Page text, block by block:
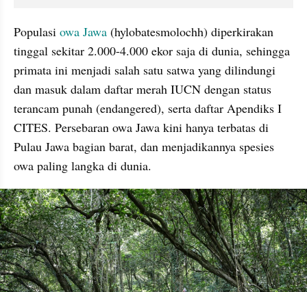
Populasi owa Jawa (hylobatesmolochh) diperkirakan
tinggal sekitar 2.000-4.000 ekor saja di dunia, sehingga
primata ini menjadi salah satu satwa yang dilindungi
dan masuk dalam daftar merah IUCN dengan status
terancam punah (endangered), serta daftar Apendiks I
CITES. Persebaran owa Jawa kini hanya terbatas di
Pulau Jawa bagian barat, dan menjadikannya spesies
owa paling langka di dunia.